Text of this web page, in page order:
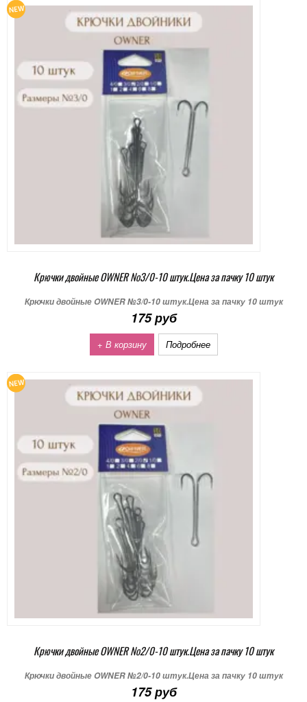
Крючки двойные OWNER №3/0-10 штук.Цена за пачку 10 штук
Крючки двойные OWNER №3/0-10 штук.Цена за пачку 10 штук
175 руб
+ В корзину Подробнее
Крючки двойные OWNER №2/0-10 штук.Цена за пачку 10 штук
Крючки двойные OWNER №2/0-10 штук.Цена за пачку 10 штук
175 руб